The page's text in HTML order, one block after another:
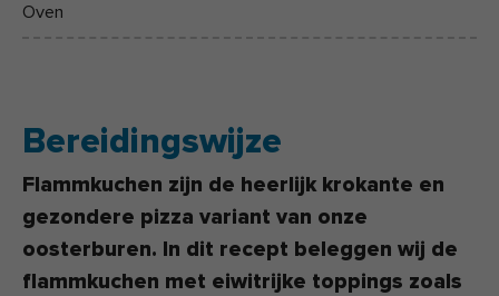
Oven
Bereidingswijze
Flammkuchen zijn de heerlijk krokante en
gezondere pizza variant van onze
oosterburen. In dit recept beleggen wij de
flammkuchen met eiwitrijke toppings zoals